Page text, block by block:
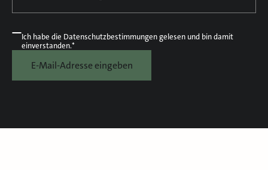
Ich habe die Datenschutzbestimmungengelesen und bin damit
einverstanden.*
E-Mail-Adresse eingeben